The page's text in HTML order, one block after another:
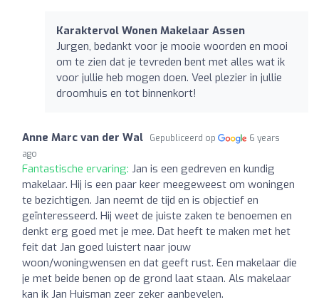
Karaktervol Wonen Makelaar Assen
Jurgen, bedankt voor je mooie woorden en mooi
om te zien dat je tevreden bent met alles wat ik
voor jullie heb mogen doen. Veel plezier in jullie
droomhuis en tot binnenkort!
Anne Marc van der Wal Gepubliceerd op
6 years
ago
Fantastische ervaring: Jan is een gedreven en kundig
makelaar. Hij is een paar keer meegeweest om woningen
te bezichtigen. Jan neemt de tijd en is objectief en
geïnteresseerd. Hij weet de juiste zaken te benoemen en
denkt erg goed met je mee. Dat heeft te maken met het
feit dat Jan goed luistert naar jouw
woon/woningwensen en dat geeft rust. Een makelaar die
je met beide benen op de grond laat staan. Als makelaar
kan ik Jan Huisman zeer zeker aanbevelen.